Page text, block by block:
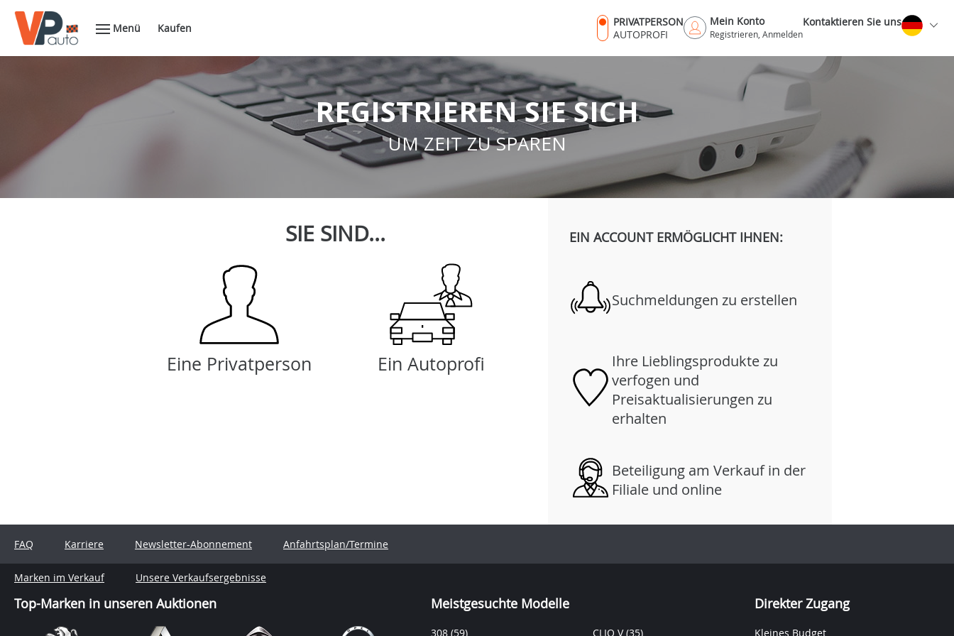
Menü Kaufen
PRIVATPERSON
AUTOPROFI
Mein Konto
Registrieren, Anmelden
Kontaktieren Sie uns
REGISTRIEREN SIE SICH
UM ZEIT ZU SPAREN
SIE SIND...
Eine Privatperson Ein Autoprofi
EIN ACCOUNT ERMÖGLICHT IHNEN:
Suchmeldungen zu erstellen
Ihre Lieblingsprodukte zu
verfogen und
Preisaktualisierungen zu
erhalten
Beteiligung am Verkauf in der
Filiale und online
FAQ Karriere Newsletter-Abonnement Anfahrtsplan/Termine
Marken im Verkauf Unsere Verkaufsergebnisse
Top-Marken in unseren Auktionen Meistgesuchte Modelle
308 (59) CLIO V(35)
Direkter Zugang
Kleines Budget